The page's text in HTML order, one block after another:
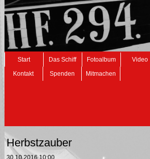
Navigation
überspringen
Start Das Schiff Fotoalbum Video
Kontakt
Spenden Mitmachen
Herbstzauber
30.10.2016 10:00